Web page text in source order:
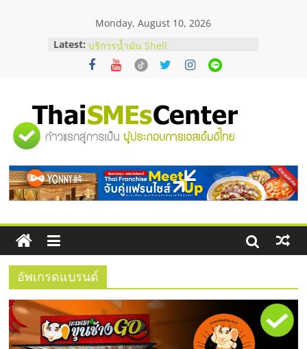
Monday, August 10, 2026
Latest: สัมมนาออนไลน์ โอกาสบริหารสถานี
บริการน้ำมัน Shell
คู่มือผู้ซื้อ เลือกเว็บปั้มไลค์อย่างไรให้
วิเคราะห์ข้อดีและข้อควรพิจารณา
FAQ รวมคำถามยอดฮิตเกี่ยวกับการ
ปั้มฟอลติ๊กตอกที่เจ้าของธุรกิจควรรู้
เริ่มยังไงให้ผ่านฉลุย
"ศูนย์
รวม
ข้อมูล
ธุรกิจ
SME
แห่ง
อัพเกรดแบรนด์